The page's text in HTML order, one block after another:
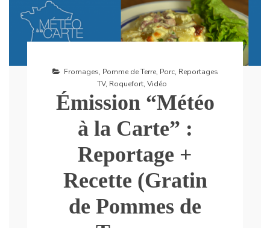
Fromages, Pomme de Terre, Porc, Reportages
TV, Roquefort, Vidéo
Émission “Météo
à la Carte” :
Reportage +
Recette (Gratin
de Pommes de